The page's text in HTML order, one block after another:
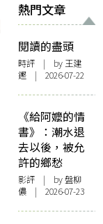
熱門文章
閱讀的盡頭
時評 | by 王建
鏗 | 2026-07-22
《給阿嬤的情
書》：潮水退
去以後，被允
許的鄉愁
影評 | by 盤柳
儂 | 2026-07-23